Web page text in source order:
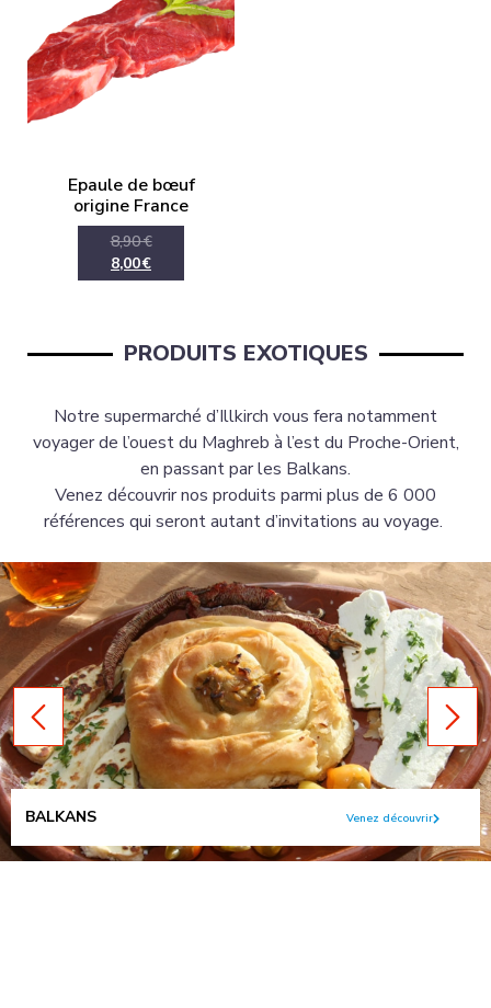
Epaule de bœuf
origine France
8,90€
8,00€
PRODUITS EXOTIQUES
Notre supermarché d’Illkirch vous fera notamment
voyager de l’ouest du Maghreb à l’est du Proche-Orient,
en passant par les Balkans.
Venez découvrir nos produits parmi plus de 6 000
références qui seront autant d’invitations au voyage.
BALKANS Venez découvrir